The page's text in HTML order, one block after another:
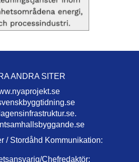
ANDRA SITER
/ Stordåhd Kommunikation:
Chefredaktör: